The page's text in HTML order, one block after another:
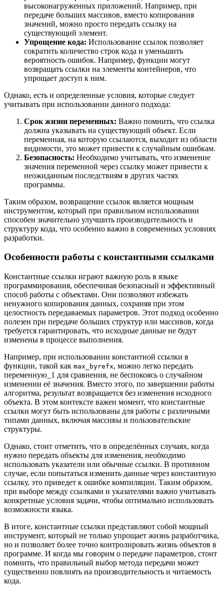
высоконагруженных приложений. Например, при
передаче больших массивов, вместо копирования
значений, можно просто передать ссылку на
существующий элемент.
Упрощение кода: Использование ссылок позволяет
сократить количество строк кода и уменьшить
вероятность ошибок. Например, функции могут
возвращать ссылки на элементы контейнеров, что
упрощает доступ к ним.
Однако, есть и определенные условия, которые следует
учитывать при использовании данного подхода:
Срок жизни переменных: Важно помнить, что ссылка
должна указывать на существующий объект. Если
переменная, на которую ссылаются, выходит из области
видимости, это может привести к случайным ошибкам.
Безопасность: Необходимо учитывать, что изменение
значения переменной через ссылку может привести к
неожиданным последствиям в других частях
программы.
Таким образом, возвращение ссылок является мощным
инструментом, который при правильном использовании
способен значительно улучшить производительность и
структуру кода, что особенно важно в современных условиях
разработки.
Особенности работы с константными ссылками
Константные ссылки играют важную роль в языке
программирования, обеспечивая безопасный и эффективный
способ работы с объектами. Они позволяют избежать
ненужного копирования данных, сохраняя при этом
целостность передаваемых параметров. Этот подход особенно
полезен при передаче больших структур или массивов, когда
требуется гарантировать, что исходные данные не будут
изменены в процессе выполнения.
Например, при использовании константной ссылки в
функции, такой как max_byrefx, можно легко передать
переменную_1 для сравнения, не беспокоясь о случайном
изменении её значения. Вместо этого, по завершении работы
алгоритма, результат возвращается без изменения исходного
объекта. В этом контексте важен момент, что константные
ссылки могут быть использованы для работы с различными
типами данных, включая массивы и пользовательские
структуры.
Однако, стоит отметить, что в определённых случаях, когда
нужно передать объекты для изменения, необходимо
использовать указатели или обычные ссылки. В противном
случае, если попытаться изменить данные через константную
ссылку, это приведет к ошибке компиляции. Таким образом,
при выборе между ссылками и указателями важно учитывать
конкретные условия задачи, чтобы оптимально использовать
возможности языка.
В итоге, константные ссылки представляют собой мощный
инструмент, который не только упрощает жизнь разработчика,
но и позволяет более точно контролировать жизнь объектов в
программе. И когда мы говорим о передаче параметров, стоит
помнить, что правильный выбор метода передачи может
существенно повлиять на производительность и читаемость
кода.